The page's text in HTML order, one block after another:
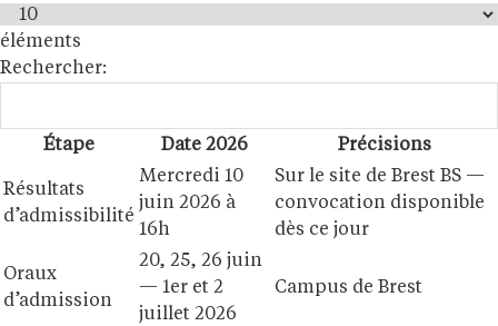
éléments
Rechercher:
Étape Date 2026 Précisions
Résultats
d’admissibilité
Mercredi 10
juin 2026 à
16h
Sur le site de Brest BS —
convocation disponible
dès ce jour
Oraux
d’admission
20, 25, 26 juin
— 1er et 2
juillet 2026
Campus de Brest